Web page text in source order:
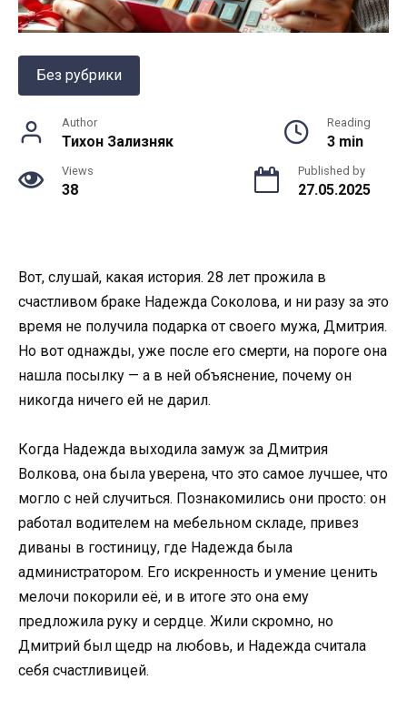
Без рубрики
Author
Тихон Зализняк
Reading
3 min
Views
38
Published by
27.05.2025
Вот, слушай, какая история. 28 лет прожила в
счастливом браке Надежда Соколова, и ни разу за это
время не получила подарка от своего мужа, Дмитрия.
Но вот однажды, уже после его смерти, на пороге она
нашла посылку — а в ней объяснение, почему он
никогда ничего ей не дарил.
Когда Надежда выходила замуж за Дмитрия
Волкова, она была уверена, что это самое лучшее, что
могло с ней случиться. Познакомились они просто: он
работал водителем на мебельном складе, привез
диваны в гостиницу, где Надежда была
администратором. Его искренность и умение ценить
мелочи покорили её, и в итоге это она ему
предложила руку и сердце. Жили скромно, но
Дмитрий был щедр на любовь, и Надежда считала
себя счастливицей.